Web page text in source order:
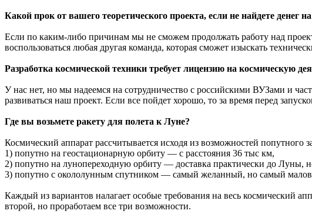
Какой прок от вашего теоретического проекта, если не найдете денег
Если по каким-либо причинам мы не сможем продолжать работу над
воспользоваться любая другая команда, которая сможет изыскать
Разработка космической техники требует лицензию на космическую
У нас нет, но мы надеемся на сотрудничество с российскими ВУЗами и
развиваться наш проект. Если все пойдет хорошо, то за время перед
Где вы возьмете ракету для полета к Луне?
Космический аппарат рассчитывается исходя из возможностей попутного
1) попутно на геостационарную орбиту — с расстояния 36 тыс км,
2) попутно на лунопереходную орбиту — доставка практически до Луны,
3) попутно с окололунным спутником — самый желанный, но самый
Каждый из вариантов налагает особые требования на весь космический
второй, но проработаем все три возможности.